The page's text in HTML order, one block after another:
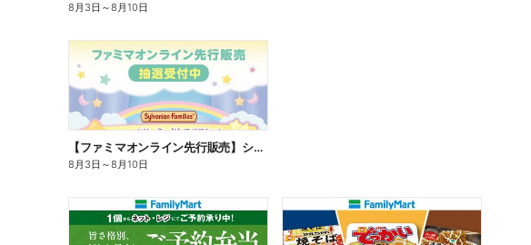
8月3日 ～8月10日
【ファミマオンライン先行販売】シルバニアファミリー
8月3日 ～8月10日